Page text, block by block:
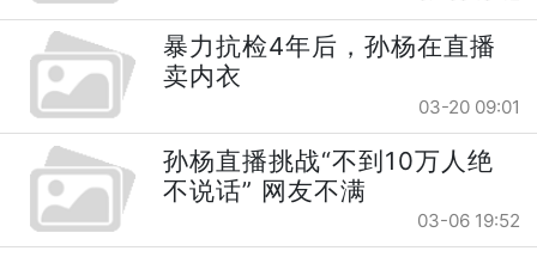
暴力抗检4年后，孙杨在直播
卖内衣
03-20 09:01
孙杨直播挑战“不到10万人绝
不说话” 网友不满
03-06 19:52